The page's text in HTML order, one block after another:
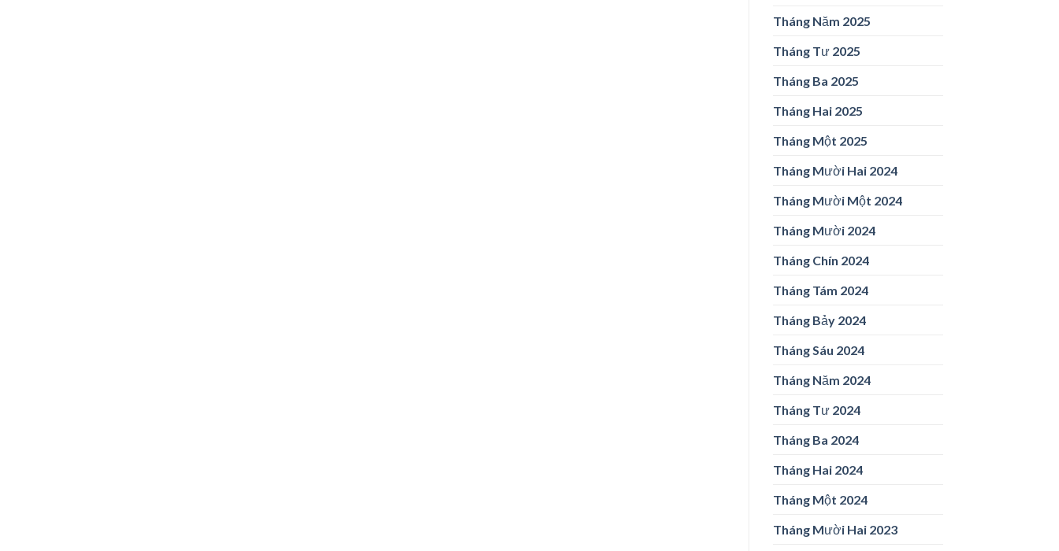
Tháng Năm 2025
Tháng Tư 2025
Tháng Ba 2025
Tháng Hai 2025
Tháng Một 2025
Tháng Mười Hai 2024
Tháng Mười Một 2024
Tháng Mười 2024
Tháng Chín 2024
Tháng Tám 2024
Tháng Bảy 2024
Tháng Sáu 2024
Tháng Năm 2024
Tháng Tư 2024
Tháng Ba 2024
Tháng Hai 2024
Tháng Một 2024
Tháng Mười Hai 2023